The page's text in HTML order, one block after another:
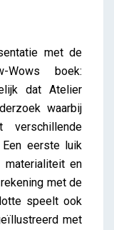
met de
Wows boek:
dat Atelier
waarbij
verschillende
eerste luik
materialiteit en
met de
speelt ook
met